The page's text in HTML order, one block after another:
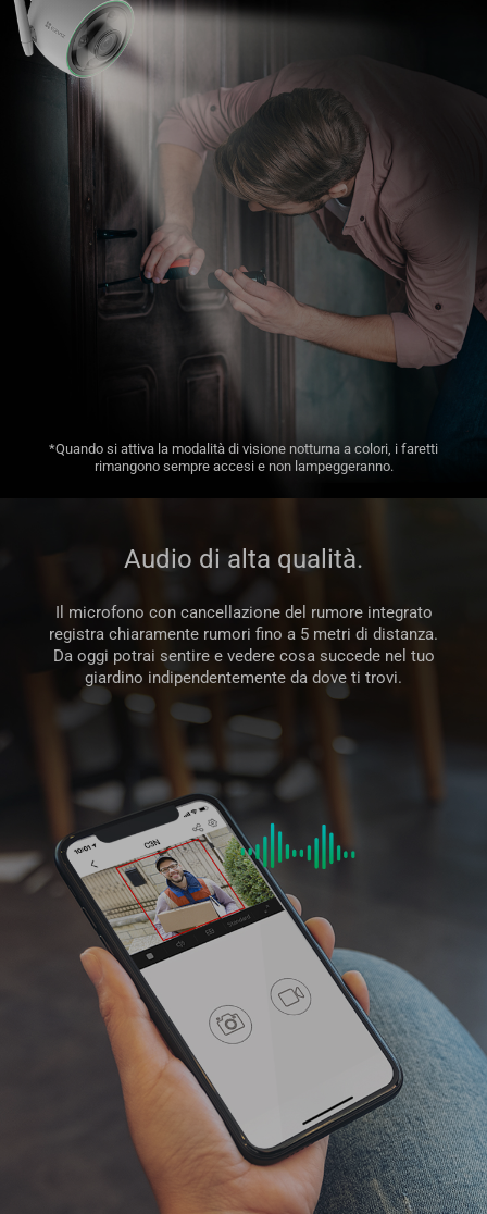
*Quando si attiva la modalità di visione notturna a colori, i faretti
rimangono sempre accesi e non lampeggeranno.
Audio di alta qualità.
Il microfono con cancellazione del rumore integrato
registra chiaramente rumori fino a 5 metri di distanza.
Da oggi potrai sentire e vedere cosa succede nel tuo
giardino indipendentemente da dove ti trovi.